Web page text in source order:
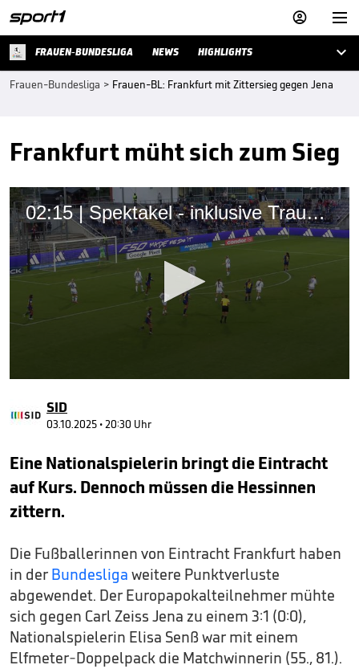


FRAUEN-BUNDESLIGA NEWS HIGHLIGHTS 
Frauen-Bundesliga > Frauen-BL: Frankfurt mit Zittersieg gegen Jena
Frankfurt müht sich zum Sieg
02:15 | Spektakel - inklusive Traumtor!
of
2
seconds
SID
03.10.2025 • 20:30 Uhr
Eine Nationalspielerin bringt die Eintracht
auf Kurs. Dennoch müssen die Hessinnen
zittern.
Die Fußballerinnen von Eintracht Frankfurt haben
in der Bundesliga weitere Punktverluste
abgewendet. Der Europapokalteilnehmer mühte
sich gegen Carl Zeiss Jena zu einem 3:1 (0:0),
Nationalspielerin Elisa Senß war mit einem
Elfmeter-Doppelpack die Matchwinnerin (55., 81.).